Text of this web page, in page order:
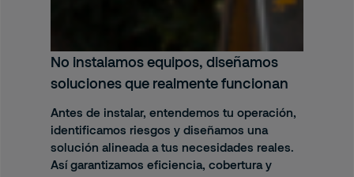
No instalamos equipos, diseñamos
soluciones que realmente funcionan
Antes de instalar, entendemos tu operación,
identificamos riesgos y diseñamos una
solución alineada a tus necesidades reales.
Así garantizamos eficiencia, cobertura y